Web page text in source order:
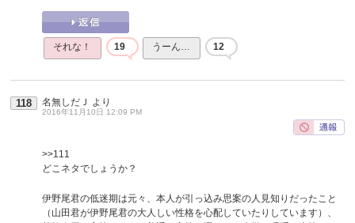
それな！ 19 うーん… 12
118 名無しだＪ より
2016年11月10日 12:09 PM
>>111
どこネタでしょうか？
伊野尾君の低迷期は元々、本人が引っ込み思案の人見知りだったこと
（山田君が伊野尾君の大人しい性格を心配していたりしています）、